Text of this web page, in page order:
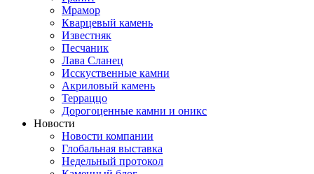
Мрамор
Кварцевый камень
Известняк
Песчаник
Лава Сланец
Исскуственные камни
Акриловый камень
Терраццо
Дорогоценные камни и оникс
Новости
Новости компании
Глобальная выставка
Недельный протокол